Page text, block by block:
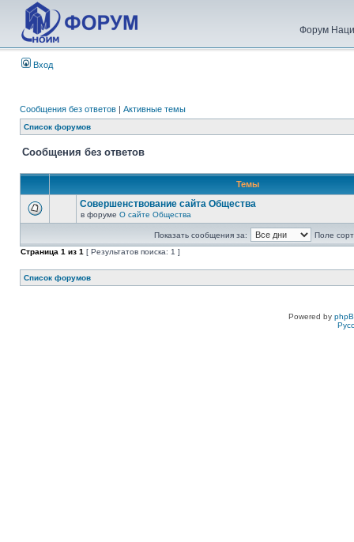
Форум
Вход
Сообщения без ответов | Активные темы
Список форумов
Сообщения без ответов
Темы
Совершенствование сайта Общества
в форуме О сайте Общества
Показать сообщения за:
Поле
Страница 1 из 1 [ Результатов поиска: 1 ]
Список форумов
Powered by